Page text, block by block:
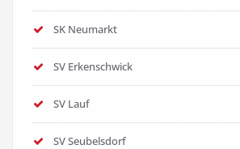
SK Neumarkt
SV Erkenschwick
SV Lauf
SV Seubelsdorf